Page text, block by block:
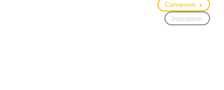
Connexion ▾
Inscription